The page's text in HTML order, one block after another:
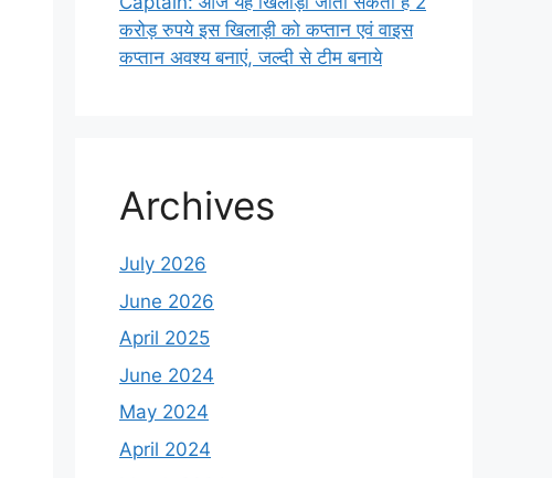
करोड़ रुपये इस खिलाड़ी को कप्तान एवं वाइस
कप्तान अवश्य बनाएं, जल्दी से टीम बनाये
Archives
July 2026
June 2026
April 2025
June 2024
May 2024
April 2024